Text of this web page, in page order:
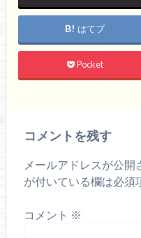
はてブ
Pocket
コメントを残す
メールアドレスが公開
が付いている欄は必須
コメント ※